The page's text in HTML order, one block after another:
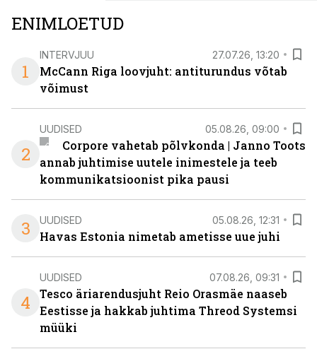
ENIMLOETUD
1
INTERVJUU 27.07.26, 13:20
McCann Riga loovjuht: antiturundus võtab
võimust
2
UUDISED 05.08.26, 09:00
Corpore vahetab põlvkonda | Janno Toots
annab juhtimise uutele inimestele ja teeb
kommunikatsioonist pika pausi
3 UUDISED 05.08.26, 12:31
Havas Estonia nimetab ametisse uue juhi
4
UUDISED 07.08.26, 09:31
Tesco äriarendusjuht Reio Orasmäe naaseb
Eestisse ja hakkab juhtima Threod Systemsi
müüki